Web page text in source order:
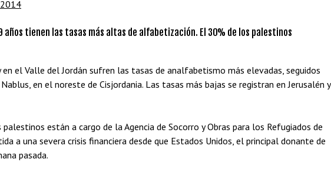
años tienen las tasas más altas de alfabetización. El 30% de los palestinos
el Valle del Jordán sufren las tasas de analfabetismo más elevadas, seguidos
en el noreste de Cisjordania. Las tasas más bajas se registran en Jerusalén y
están a cargo de la Agencia de Socorro y Obras para los Refugiados de
a una severa crisis financiera desde que Estados Unidos, el principal donante de
pasada.